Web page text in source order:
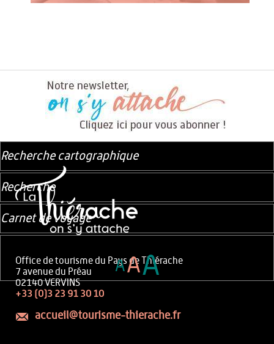
Office de tourisme du Pays de Thiérache
7 avenue du Préau
02140 VERVINS
+33 (0)3 23 91 30 10
accueil@tourisme-thierache.fr
Recherche cartographique
Recherche
Carnet de voyage
AAA